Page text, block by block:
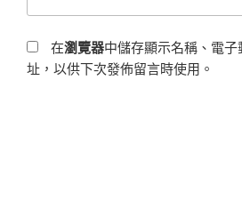
在瀏覽器中儲存顯示名稱、電
址，以供下次發佈留言時使用。